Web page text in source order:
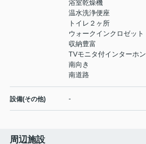
浴室乾燥機
温水洗浄便座
トイレ２ヶ所
ウォークインクロゼット
収納豊富
TVモニタ付インターホン
南向き
南道路
設備(その他) -
周辺施設